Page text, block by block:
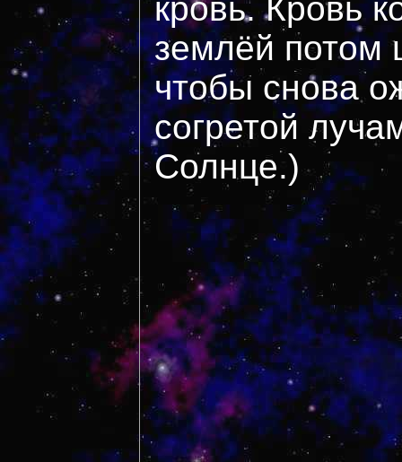
кровь. Кровь
землёй потом
чтобы снова
согретой
Солнце.)